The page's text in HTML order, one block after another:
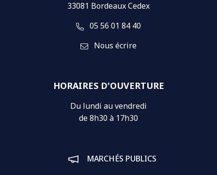
33081 Bordeaux Cedex
05 56 01 84 40
Nous écrire
HORAIRES D'OUVERTURE
Du lundi au vendredi
de 8h30 à 17h30
MARCHÉS PUBLICS